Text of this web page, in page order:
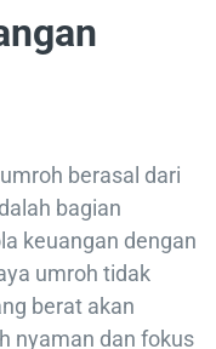
berasal dari
bagian
keuangan dengan
umroh tidak
berat akan
nyaman dan fokus